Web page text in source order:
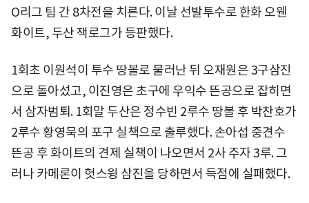
O리그 팀 간 8차전을 치른다. 이날 선발투수로 한화 오웬
화이트, 두산 잭로그가 등판했다.
1회초 이원석이 투수 땅볼로 물러난 뒤 오재원은 3구삼진
으로 돌아섰고, 이진영은 초구에 우익수 뜬공으로 잡히면
서 삼자범퇴. 1회말 두산은 정수빈 2루수 땅볼 후 박찬호가
2루수 황영묵의 포구 실책으로 출루했다. 손아섭 중견수
뜬공 후 화이트의 견제 실책이 나오면서 2사 주자 3루. 그
러나 카메론이 헛스윙 삼진을 당하면서 득점에 실패했다.